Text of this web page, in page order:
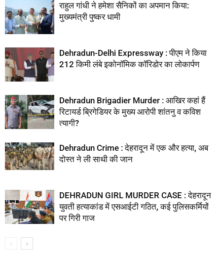
राहुल गांधी ने हमेशा सैनिकों का अपमान किया:
मुख्यमंत्री पुष्कर धामी
Dehradun-Delhi Expressway : पीएम ने किया
212 किमी लंबे इकोनॉमिक कॉरिडोर का लोकार्पण
Dehradun Brigadier Murder : आखिर कहां हैं
रिटायर्ड ब्रिगेडियर के मुख्य आरोपी शांतनु व कविश
त्यागी?
Dehradun Crime : देहरादून में एक और हत्या, अब
दोस्त ने ली साथी की जान
DEHRADUN GIRL MURDER CASE : देहरादून
युवती हत्याकांड में एसआईटी गठित, कई पुलिसकर्मियों
पर गिरी गाज